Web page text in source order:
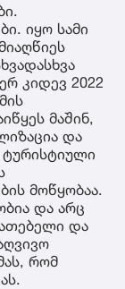
იყო სამი
კიდევ 2022
მაშინ,
და
ტურისტიული
მოწყობაა.
და არც
და
რომ